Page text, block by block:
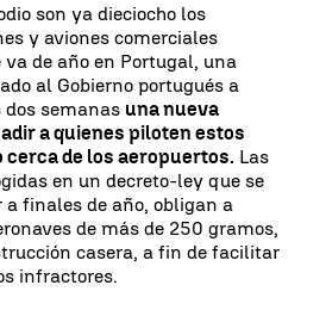
son ya dieciocho los
y aviones comerciales
de año en Portugal, una
al Gobierno portugués a
dos semanas una nueva
a quienes piloten estos
de los aeropuertos. Las
en un decreto-ley que se
a finales de año, obligan a
de más de 250 gramos,
casera, a fin de facilitar
infractores.